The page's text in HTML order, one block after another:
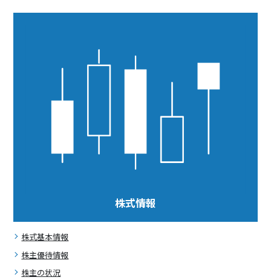
株式情報
株式基本情報
株主優待情報
株主の状況